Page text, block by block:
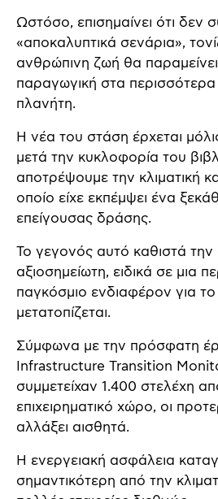
Ωστόσο, επισημαίνει ότι δεν
«αποκαλυπτικά σενάρια»,
ανθρώπινη ζωή θα παραμείνει
παραγωγική στα περισσότερα
πλανήτη.
Η νέα του στάση έρχεται
μετά την κυκλοφορία του
αποτρέψουμε την κλιματική
οποίο είχε εκπέμψει ένα
επείγουσας δράσης.
Το γεγονός αυτό καθιστά
αξιοσημείωτη, ειδικά σε μια
παγκόσμιο ενδιαφέρον για το
μετατοπίζεται.
Σύμφωνα με την πρόσφατη
Infrastructure Transition
συμμετείχαν 1.400 στελέχη
επιχειρηματικό χώρο, οι
αλλάξει αισθητά.
Η ενεργειακή ασφάλεια
σημαντικότερη από την